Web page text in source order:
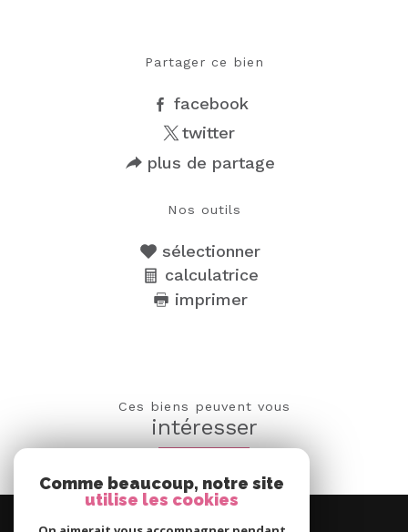
Partager ce bien
facebook
twitter
plus de partage
Nos outils
sélectionner
calculatrice
imprimer
Ces biens peuvent vous
intéresser
Comme beaucoup, notre site
utilise les cookies